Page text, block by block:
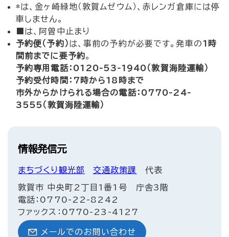
*は、金ヶ崎緑地（敦賀ムゼウム）、赤レンガ倉庫には停
車しません。
■は、阿曽中止まり
予約便（予約）は、事前の予約が必要です。発車の1時
間前までに要予約。
予約専用電話：0120-53-1940（敦賀海陸運輸）
予約受付時間：7時から18時まで
市外からかけられる場合の電話：0770-24-
3555（敦賀海陸運輸）
情報発信元
まちづくり観光部 交通政策課 代表
敦賀市 中央町2丁目1番1号 庁舎3階
電話：0770-22-8242
ファックス：0770-23-4127
メールでのお問い合わせ